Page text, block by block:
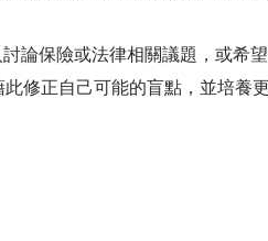
論保險或法律相關議題，或希
修正自己可能的盲點，並培養